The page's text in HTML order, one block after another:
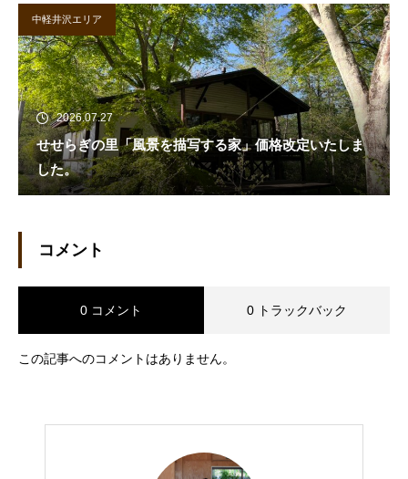
中軽井沢エリア
2026.07.27
せせらぎの里「風景を描写する家」価格改定いたしま
した。
コメント
0 コメント 0 トラックバック
この記事へのコメントはありません。